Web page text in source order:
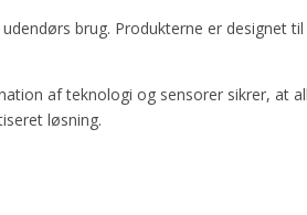
brug. Produkterne er
af teknologi og sensorer sikrer, at
løsning.